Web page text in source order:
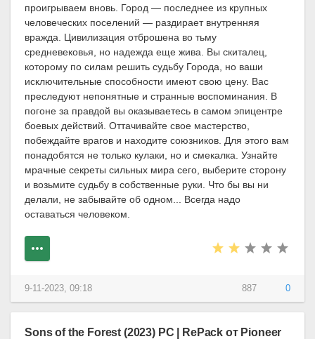
проигрываем вновь. Город — последнее из крупных
человеческих поселений — раздирает внутренняя
вражда. Цивилизация отброшена во тьму
средневековья, но надежда еще жива. Вы скиталец,
которому по силам решить судьбу Города, но ваши
исключительные способности имеют свою цену. Вас
преследуют непонятные и странные воспоминания. В
погоне за правдой вы оказываетесь в самом эпицентре
боевых действий. Оттачивайте свое мастерство,
побеждайте врагов и находите союзников. Для этого вам
понадобятся не только кулаки, но и смекалка. Узнайте
мрачные секреты сильных мира сего, выберите сторону
и возьмите судьбу в собственные руки. Что бы вы ни
делали, не забывайте об одном... Всегда надо
оставаться человеком.
887 0
9-11-2023, 09:18
Sons of the Forest (2023) PC | RePack от Pioneer